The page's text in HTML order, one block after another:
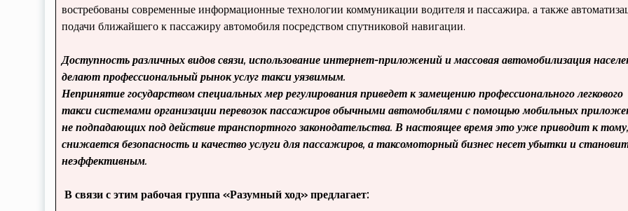
востребова­ны современные информационные техно­логии коммуникации водителя и пассажира, а также
подачи ближайшего к пассажиру автомобиля посредством спут­никовой навигации.
Доступность различных видов связи, использование интернет-при­ложений и массовая автомобилизация
делают профессиональный рынок услуг такси уязвимым.
Непринятие государством специаль­ных мер регулирования приведет к замещению профессионально­го легкового
такси системами ор­ганизации перевозок пассажиров обычны­ми автомобилями с помощью мобильных
не подпадающих под действие транспортного законодательства. В настоя­щее время это уже приводит к
сни­жается безопасность и качество услуги для пассажиров, а таксомоторный бизнес несет убытки и
неэффективным.
В связи с этим рабочая группа «Разум­ный ход» предлагает: